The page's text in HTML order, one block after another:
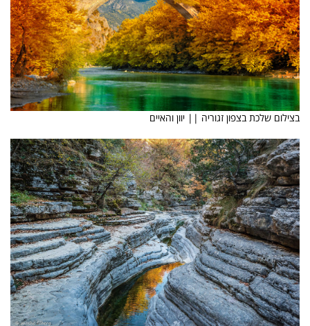
בצילום שלכת בצפון זגוריה || יוון והאיים